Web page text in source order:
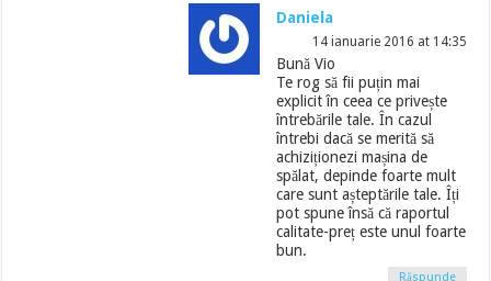
Daniela
14 ianuarie 2016 at 14:35
Bună Vio
Te rog să fii puțin mai
explicit în ceea ce privește
întrebările tale. În cazul
întrebi dacă se merită să
achiziționezi mașina de
spălat, depinde foarte mult
care sunt așteptările tale. Îți
pot spune însă că raportul
calitate-preț este unul foarte
bun.
Răspunde